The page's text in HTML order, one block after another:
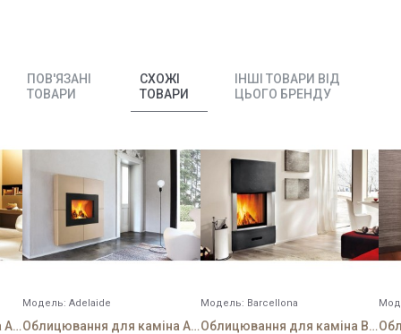
ПОВ'ЯЗАНІ
ТОВАРИ
СХОЖІ
ТОВАРИ
ІНШІ ТОВАРИ ВІД
ЦЬОГО БРЕНДУ
Облицювання для каміна Academy
Модель: Adelaide
Облицювання для каміна Adelaide
Модель: Barcellona
Облицювання для каміна Barcellona